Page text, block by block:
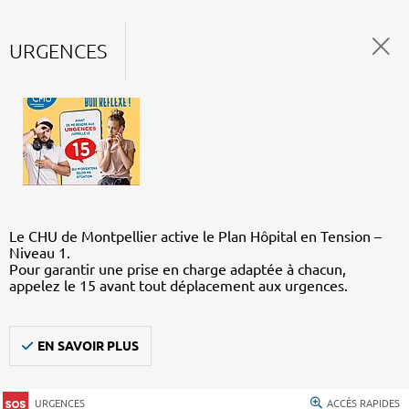
URGENCES
Le CHU de Montpellier active le Plan Hôpital en Tension –
Niveau 1.
Pour garantir une prise en charge adaptée à chacun,
appelez le 15 avant tout déplacement aux urgences.
EN SAVOIR PLUS
URGENCES ACCÈS RAPIDES